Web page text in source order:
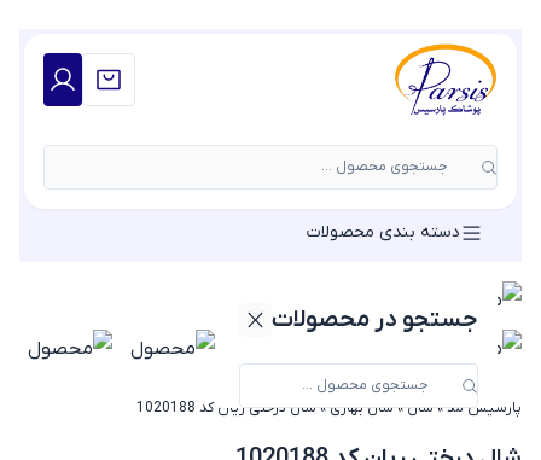
جستجوی محصول ...
جستجو در محصولات
دسته بندی محصولات
پارسیس مد»شال»شال بهاری»شال درختی ریان کد 1020188